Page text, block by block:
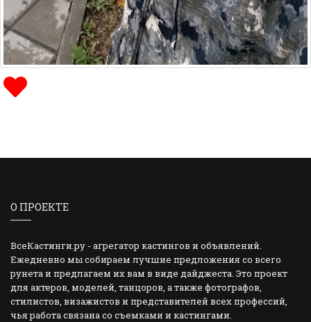
О ПРОЕКТЕ
ВсеКастинги.ру - агрегатор кастингов и объявлений.
Ежедневно мы собираем лучшие предложения со всего
рунета и предлагаем их вам в виде дайджеста. Это проект
для актеров, моделей, танцоров, а также фотографов,
стилистов, визажистов и представителей всех профессий,
чья работа связана со съемками и кастингами.